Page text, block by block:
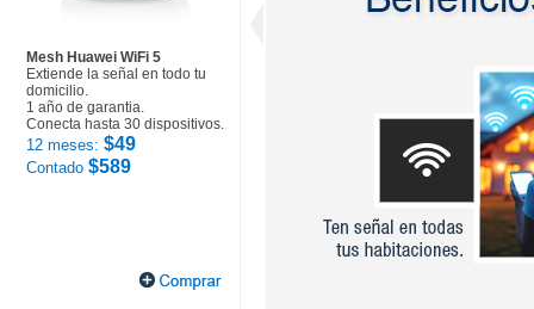
Mesh Huawei WiFi 5
Extiende la señal en todo tu
domicilio.
1 año de garantia.
Conecta hasta 30 dispositivos.
12 meses: $49
Contado $589